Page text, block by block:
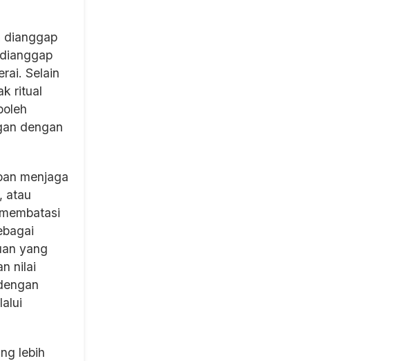
dianggap
Selain
ritual
dengan
menjaga
atau
yang
nilai
lebih